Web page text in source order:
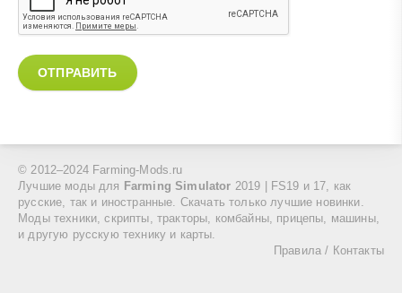
ОТПРАВИТЬ
© 2012–2024 Farming-Mods.ru
Лучшие моды для
Farming Simulator 2019 | FS19 и 17, как
русские, так и иностранные. Скачать только лучшие новинки.
Моды техники, скрипты, тракторы, комбайны, прицепы, машины,
и другую русскую технику и карты.
Правила / Контакты